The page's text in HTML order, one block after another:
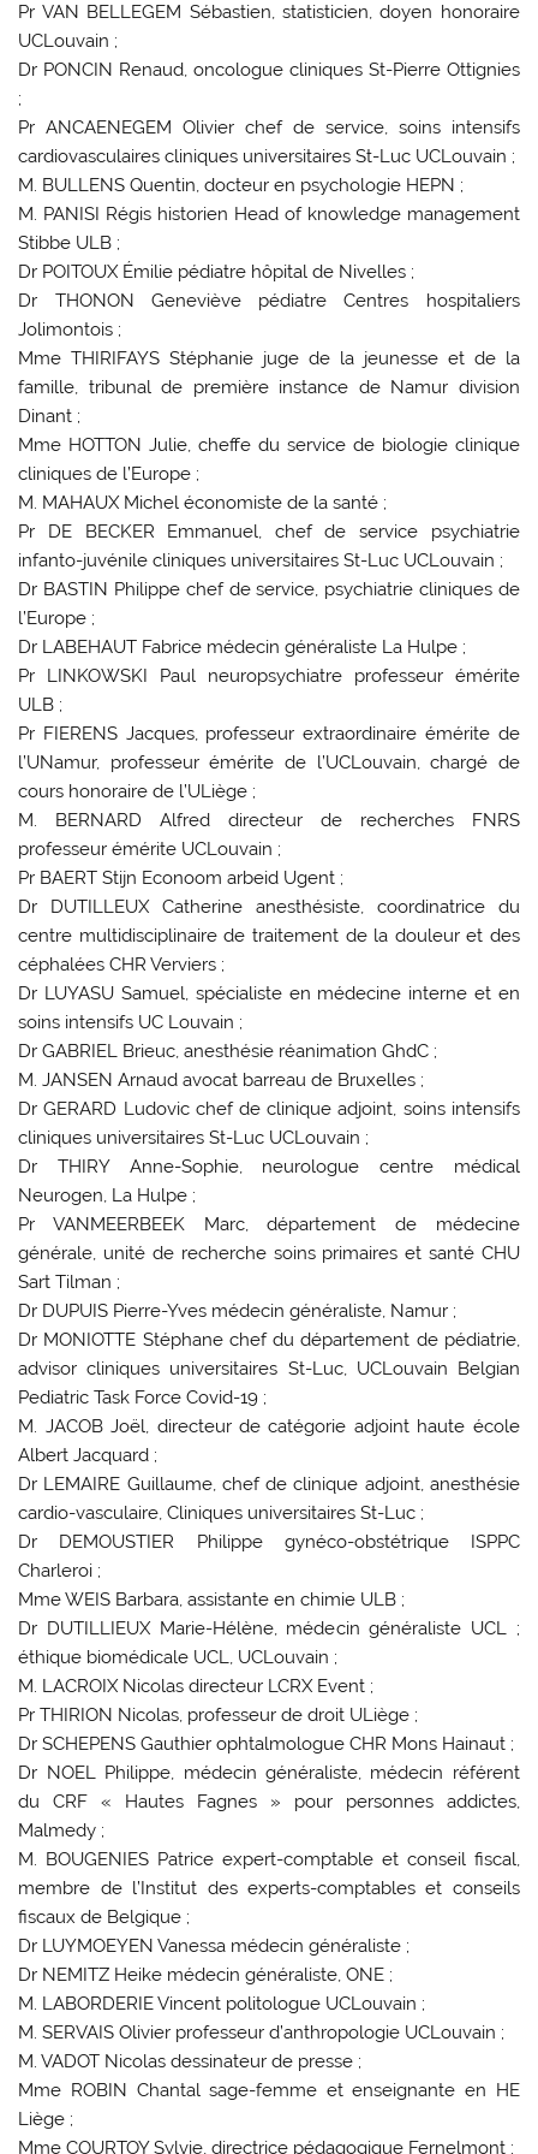
Pr VAN BELLEGEM Sébastien, statisticien, doyen honoraire
UCLouvain ;
Dr PONCIN Renaud, oncologue cliniques St-Pierre Ottignies
;
Pr ANCAENEGEM Olivier chef de service, soins intensifs
cardiovasculaires cliniques universitaires St-Luc UCLouvain ;
M. BULLENS Quentin, docteur en psychologie HEPN ;
M. PANISI Régis historien Head of knowledge management
Stibbe ULB ;
Dr POITOUX Émilie pédiatre hôpital de Nivelles ;
Dr THONON Geneviève pédiatre Centres hospitaliers
Jolimontois ;
Mme THIRIFAYS Stéphanie juge de la jeunesse et de la
famille, tribunal de première instance de Namur division
Dinant ;
Mme HOTTON Julie, cheffe du service de biologie clinique
cliniques de l’Europe ;
M. MAHAUX Michel économiste de la santé ;
Pr DE BECKER Emmanuel, chef de service psychiatrie
infanto-juvénile cliniques universitaires St-Luc UCLouvain ;
Dr BASTIN Philippe chef de service, psychiatrie cliniques de
l’Europe ;
Dr LABEHAUT Fabrice médecin généraliste La Hulpe ;
Pr LINKOWSKI Paul neuropsychiatre professeur émérite
ULB ;
Pr FIERENS Jacques, professeur extraordinaire émérite de
l’UNamur, professeur émérite de l’UCLouvain, chargé de
cours honoraire de l’ULiège ;
M. BERNARD Alfred directeur de recherches FNRS
professeur émérite UCLouvain ;
Pr BAERT Stijn Econoom arbeid Ugent ;
Dr DUTILLEUX Catherine anesthésiste, coordinatrice du
centre multidisciplinaire de traitement de la douleur et des
céphalées CHR Verviers ;
Dr LUYASU Samuel, spécialiste en médecine interne et en
soins intensifs UC Louvain ;
Dr GABRIEL Brieuc, anesthésie réanimation GhdC ;
M. JANSEN Arnaud avocat barreau de Bruxelles ;
Dr GERARD Ludovic chef de clinique adjoint, soins intensifs
cliniques universitaires St-Luc UCLouvain ;
Dr THIRY Anne-Sophie, neurologue centre médical
Neurogen, La Hulpe ;
Pr VANMEERBEEK Marc, département de médecine
générale, unité de recherche soins primaires et santé CHU
Sart Tilman ;
Dr DUPUIS Pierre-Yves médecin généraliste, Namur ;
Dr MONIOTTE Stéphane chef du département de pédiatrie,
advisor cliniques universitaires St-Luc, UCLouvain Belgian
Pediatric Task Force Covid-19 ;
M. JACOB Joël, directeur de catégorie adjoint haute école
Albert Jacquard ;
Dr LEMAIRE Guillaume, chef de clinique adjoint, anesthésie
cardio-vasculaire, Cliniques universitaires St-Luc ;
Dr DEMOUSTIER Philippe gynéco-obstétrique ISPPC
Charleroi ;
Mme WEIS Barbara, assistante en chimie ULB ;
Dr DUTILLIEUX Marie-Hélène, médecin généraliste UCL ;
éthique biomédicale UCL, UCLouvain ;
M. LACROIX Nicolas directeur LCRX Event ;
Pr THIRION Nicolas, professeur de droit ULiège ;
Dr SCHEPENS Gauthier ophtalmologue CHR Mons Hainaut ;
Dr NOEL Philippe, médecin généraliste, médecin référent
du CRF « Hautes Fagnes » pour personnes addictes,
Malmedy ;
M. BOUGENIES Patrice expert-comptable et conseil fiscal,
membre de l’Institut des experts-comptables et conseils
fiscaux de Belgique ;
Dr LUYMOEYEN Vanessa médecin généraliste ;
Dr NEMITZ Heike médecin généraliste, ONE ;
M. LABORDERIE Vincent politologue UCLouvain ;
M. SERVAIS Olivier professeur d’anthropologie UCLouvain ;
M. VADOT Nicolas dessinateur de presse ;
Mme ROBIN Chantal sage-femme et enseignante en HE
Liège ;
Mme COURTOY Sylvie, directrice pédagogique Fernelmont ;